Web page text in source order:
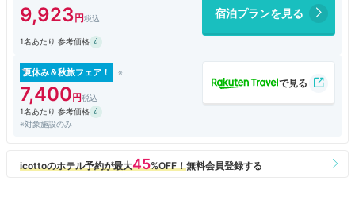
9,923 宿泊プランを見る
1名あたり 参考価格
夏休み＆秋旅フェア！
7,400
1名あたり 参考価格
※対象施設のみ